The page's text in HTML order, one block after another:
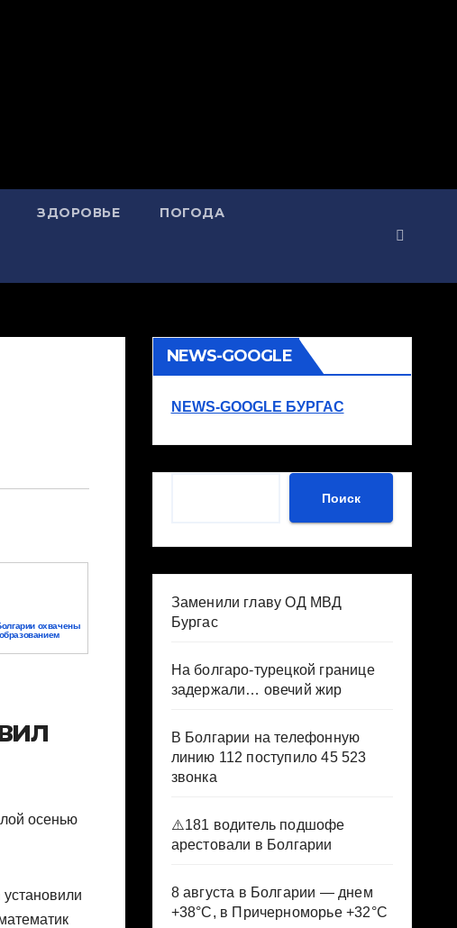
ЗДОРОВЬЕ ПОГОДА
охвачены
осенью
NEWS-GOOGLE
NEWS-GOOGLE БУРГАС
Поиск
Заменили главу ОД МВД
Бургас
На болгаро-турецкой границе
задержали… овечий жир
В Болгарии на телефонную
линию 112 поступило 45 523
звонка
⚠️181 водитель подшофе
арестовали в Болгарии
8 августа в Болгарии — днем
+38°С, в Причерноморье +32°С